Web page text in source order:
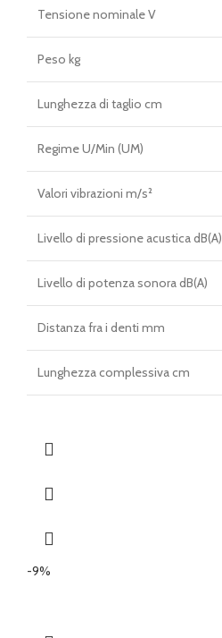
Tensione nominale V
Peso kg
Lunghezza di taglio cm
Regime U/Min (UM)
Valori vibrazioni m/s²
Livello di pressione acustica dB(A)
Livello di potenza sonora dB(A)
Distanza fra i denti mm
Lunghezza complessiva cm
-9%